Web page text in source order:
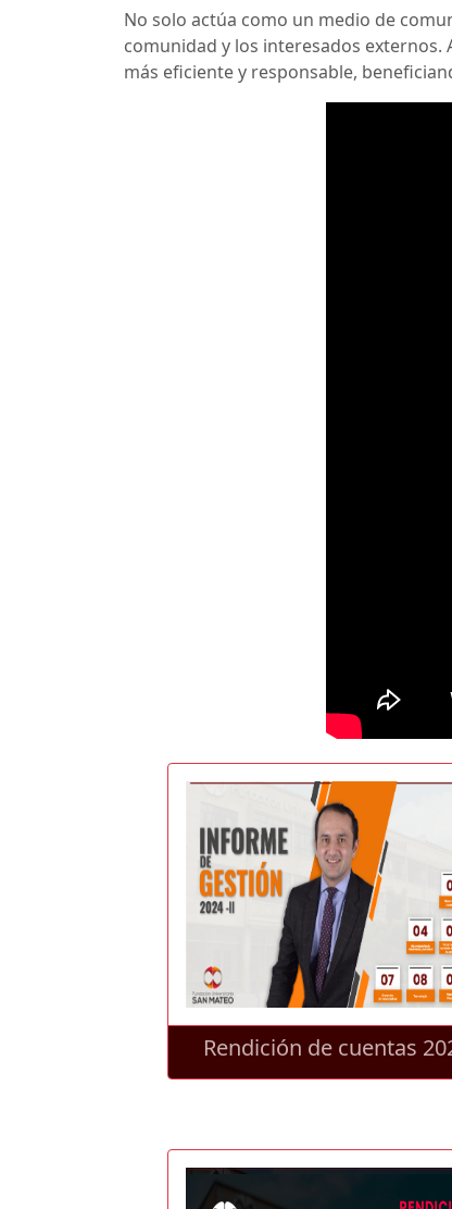
No solo actúa como un medio de
comunidad y los interesados
más eficiente y responsable,
Rendición de cuentas